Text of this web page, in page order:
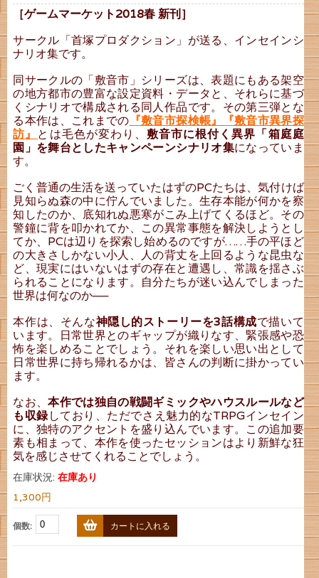
［ゲームマーケット2018春 新刊］
サークル「首塚プロダクション」が送る、インセインシ
ナリオ集です。
同サークルの「敷音市」シリーズは、表題にもある架空
の地方都市の豊富な設定資料・データと、それらに基づ
くシナリオで構成される同人作品です。その第三弾とな
る本作は、これまでの 『敷音市探検帳』
『敷音市異界探
訪』 とは毛色が変わり、 敷音市に根付く異界「箱庭庭
園」を舞台としたキャンペーンシナリオ集になっていま
す。
ごく普通の生活を送っていたはずのPCたちは、気付けば
見知らぬ森の中に佇んでいました。生存本能が何かを察
知したのか、底知れぬ悪寒がこみ上げてくるほど。その
警鐘に背を叩かれてか、この異常事態を解決しようとし
てか、PCは辺りを探索し始めるのですが……手の平ほど
の大きさしかない小人、人の背丈を上回るような昆虫な
ど、現実にはいないはずの存在と遭遇し、常識を揺さぶ
られることになります。自分たちが迷い込んでしまった
世界は何なのか──
本作は、そんな神隠し的ストーリーを3話構成で描いて
います。日常世界とのギャップが織りなす、緊張感や恐
怖を楽しめることでしょう。それを楽しい思い出として
日常世界に持ち帰れるかは、皆さんの判断に掛かってい
ます。
なお、本作では独自の戦闘ギミックやハウスルールなど
も収録しており、ただでさえ魅力的なTRPGインセイン
に、独特のアクセントを盛り込んでいます。この追加要
素も相まって、本作を使ったセッションはより新鮮な狂
気を感じさせてくれることでしょう。
在庫状況:在庫あり
1,300円
個数: カートに入れる